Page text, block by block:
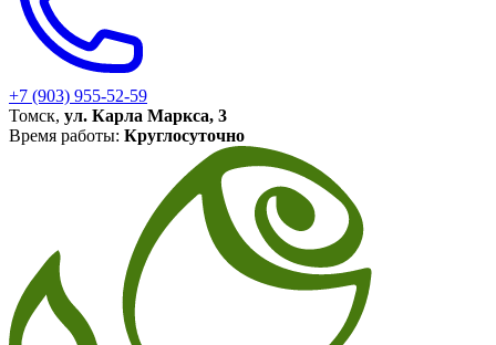
+7 (903) 955-52-59
Томск, ул. Карла Маркса, 3
Время работы: Круглосуточно